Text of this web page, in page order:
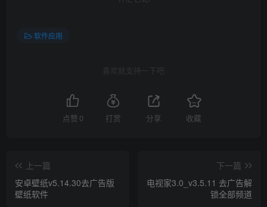
软件应用
喜欢就支持一下吧
点赞 0 打赏 分享 收藏
上一篇
安卓壁纸v5.14.30去广告版
壁纸软件
下一篇
电视家3.0_v3.5.11 去广告解
锁全部频道